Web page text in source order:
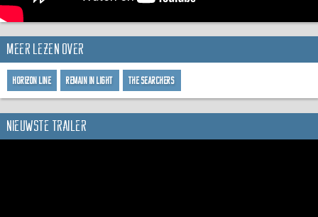
Meer lezen over
Horizon Line Remain In Light The Searchers
Nieuwste trailer